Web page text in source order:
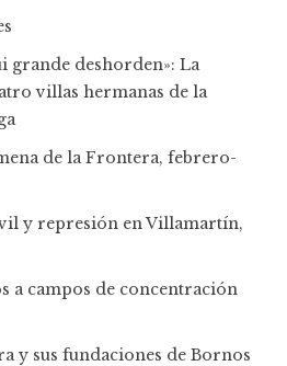
grande deshorden»: La
villas hermanas de la
de la Frontera, febrero-
y represión en Villamartín,
a campos de concentración
y sus fundaciones de Bornos